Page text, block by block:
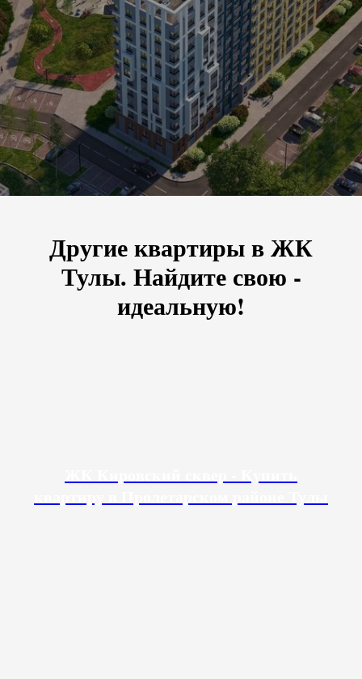
Другие квартиры в ЖК
Тулы. Найдите свою -
идеальную!